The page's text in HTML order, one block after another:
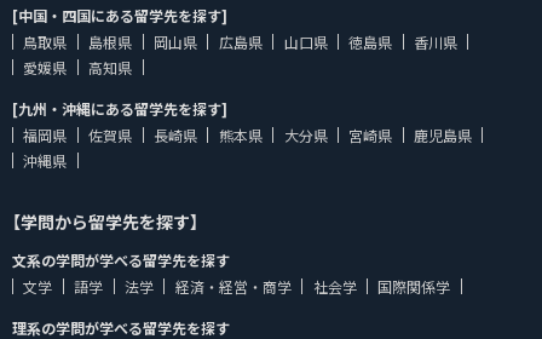
[中国・四国にある留学先を探す]
鳥取県
島根県 岡山県 広島県 山口県 徳島県
香川県
愛媛県
高知県
[九州・沖縄にある留学先を探す]
福岡県
佐賀県 長崎県 熊本県 大分県 宮崎県
鹿児島県
沖縄県
【学問から留学先を探す】
文系の学問が学べる留学先を探す
文学
語学 法学 経済・経営・商学 社会学
国際関係学
理系の学問が学べる留学先を探す